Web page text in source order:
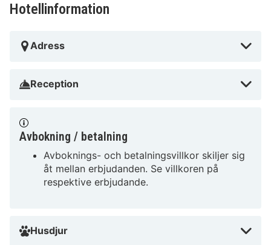
Hotellinformation
Adress
Reception
Avbokning / betalning
Avboknings- och betalningsvillkor skiljer sig
åt mellan erbjudanden. Se villkoren på
respektive erbjudande.
Husdjur